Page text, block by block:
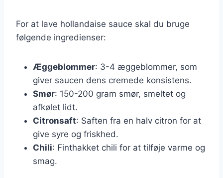
For at lave hollandaise sauce skal du bruge
følgende ingredienser:
Æggeblommer: 3-4 æggeblommer, som
giver saucen dens cremede konsistens.
Smør: 150-200 gram smør, smeltet og
afkølet lidt.
Citronsaft: Saften fra en halv citron for at
give syre og friskhed.
Chili: Finthakket chili for at tilføje varme og
smag.